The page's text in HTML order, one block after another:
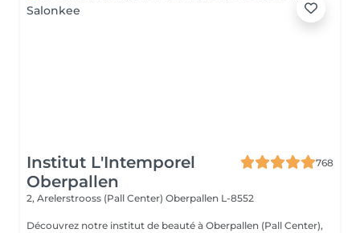
Institut L'Intemporel
Oberpallen
768
2, Arelerstrooss (Pall Center) Oberpallen L-8552
Découvrez notre institut de beauté à Oberpallen (Pall Center),